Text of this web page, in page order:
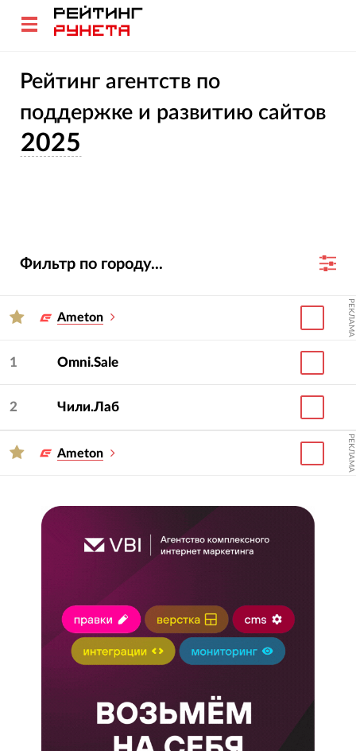
Рейтинг агентств по
поддержке и развитию сайтов
2025
Фильтр по городу...
Ameton РЕКЛАМА
1 Omni.Sale
2 Чили.Лаб
Ameton РЕКЛАМА